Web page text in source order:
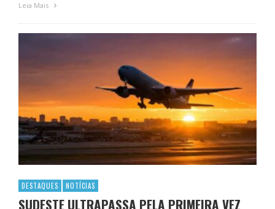
Leia Mais
DESTAQUES NOTÍCIAS
SUDESTE ULTRAPASSA PELA PRIMEIRA VEZ